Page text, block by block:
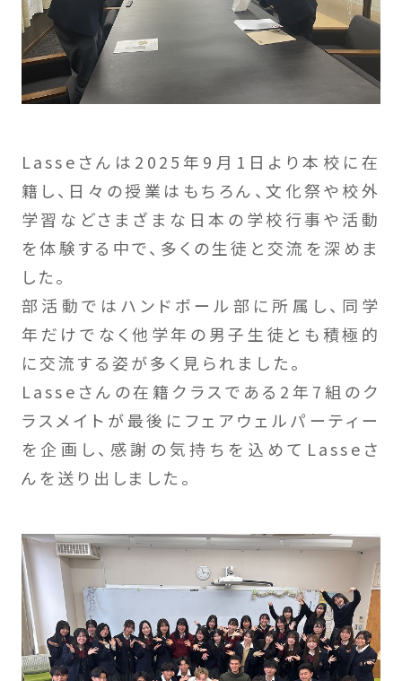
Lasseさんは2025年9月1日より本校に在
籍し、日々の授業はもちろん、文化祭や校外
学習などさまざまな日本の学校行事や活動
を体験する中で、多くの生徒と交流を深めま
した。
部活動ではハンドボール部に所属し、同学
年だけでなく他学年の男子生徒とも積極的
に交流する姿が多く見られました。
Lasseさんの在籍クラスである2年7組のク
ラスメイトが最後にフェアウェルパーティー
を企画し、感謝の気持ちを込めてLasseさ
んを送り出しました。